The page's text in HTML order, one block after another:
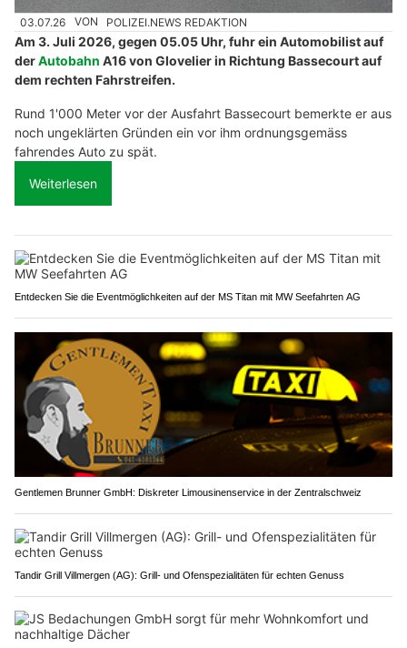
03.07.26 VON POLIZEI.NEWS REDAKTION
Am 3. Juli 2026, gegen 05.05 Uhr, fuhr ein Automobilist auf
derAutobahn A16 von Glovelier in Richtung Bassecourt auf
dem rechten Fahrstreifen.
Rund 1'000 Meter vor der Ausfahrt Bassecourt bemerkte er aus
noch ungeklärten Gründen ein vor ihm ordnungsgemäss
fahrendes Auto zu spät.
Weiterlesen
Entdecken Sie die Eventmöglichkeiten auf der MS Titan mit MW Seefahrten AG
Gentlemen Brunner GmbH: Diskreter Limousinenservice in der Zentralschweiz
Tandir Grill Villmergen (AG): Grill- und Ofenspezialitäten für echten Genuss